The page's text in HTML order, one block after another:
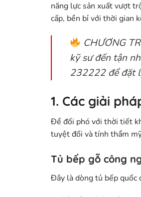
năng lực sản xuất vượt
cấp, bền bỉ với thời gian
CHƯƠNG
kỹ sư đến tận
232222để đặt
1. Các giải
Để đối phó với thời tiết
tuyệt đối và tính thẩm
Tủ bếp gỗ công
Đây là dòng tủ bếp quốc